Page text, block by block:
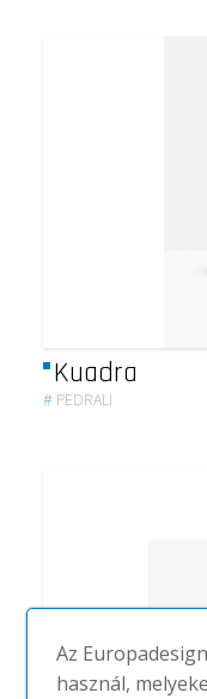
Kuadra
# PEDRALI
Az
használ,